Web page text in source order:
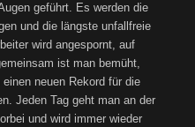
geführt. Es werden die
und die längste unfallfreie
wird angespornt, auf
ist man bemüht,
neuen Rekord für die
Jeden Tag geht man an der
und wird immer wieder